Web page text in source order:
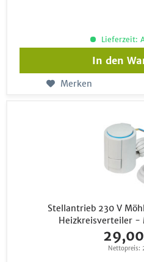
Lieferzeit:
In den
Merken
Stellantrieb 230 V
Heizkreisverteiler -
Nettopreis: